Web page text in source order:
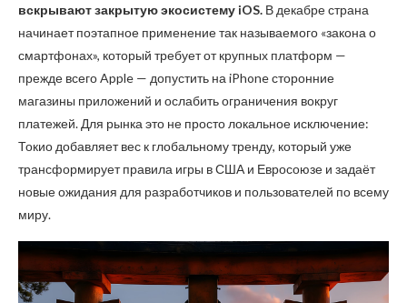
вскрывают закрытую экосистему iOS. В декабре страна
начинает поэтапное применение так называемого «закона о
смартфонах», который требует от крупных платформ —
прежде всего Apple — допустить на iPhone сторонние
магазины приложений и ослабить ограничения вокруг
платежей. Для рынка это не просто локальное исключение:
Токио добавляет вес к глобальному тренду, который уже
трансформирует правила игры в США и Евросоюзе и задаёт
новые ожидания для разработчиков и пользователей по всему
миру.